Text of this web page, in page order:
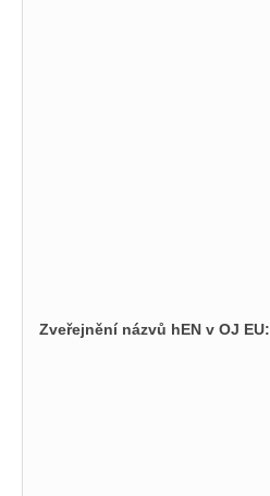
Zveřejnění názvů hEN v OJ EU: